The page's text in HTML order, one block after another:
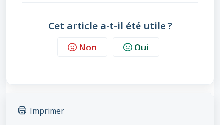
Cet article a-t-il été utile ?
Non Oui
Imprimer